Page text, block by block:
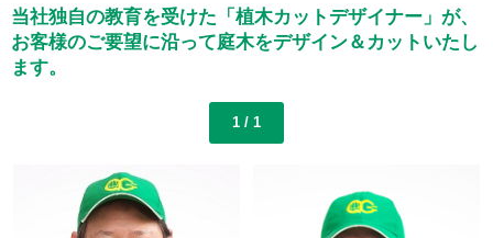
当社独自の教育を受けた「植木カットデザイナー」が、
お客様のご要望に沿って庭木をデザイン＆カットいたし
ます。
1 / 1